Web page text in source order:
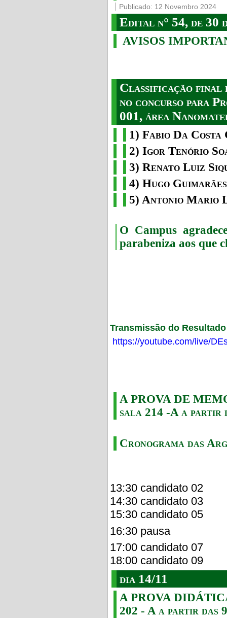
Publicado: 12 Novembro 2024
Edital n° 54, de 30
AVISOS
Classificação final
no concurso para
001, área
1) Fabio Da
2) Igor Tenório
3) Renato Luiz
4) Hugo
5) Antonio Mario
O Campus
parabeniza aos que
Transmissão do
https://youtube.com/live/
A PROVA DE
sala 214 -A a partir
Cronograma das
13:30 candidato 02
14:30 candidato 03
15:30 candidato 05
16:30 pausa
17:00 candidato 07
18:00 candidato 09
dia 14/11
A PROVA
202 - A a partir das